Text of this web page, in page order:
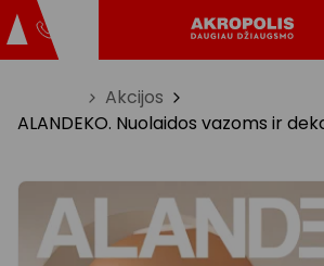
Akcijos
ALANDEKO. Nuolaidos vazoms ir